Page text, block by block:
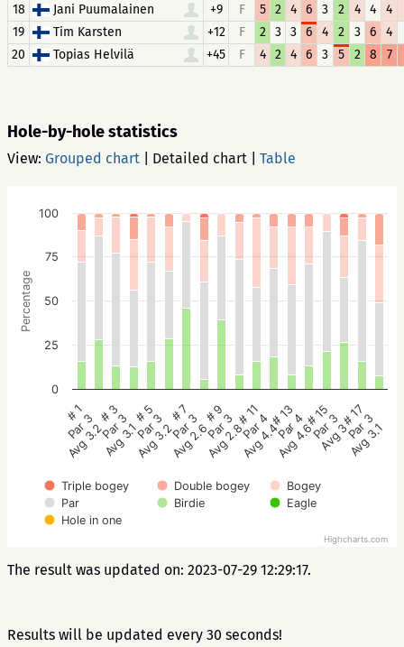
18 Jani Puumalainen +9 F 5 2 4 6 3 2 4 4
4
19
Tim Karsten +12 F 2 3 3 6 4 2 3 6
4
20
Topias Helvilä +45 F 4 2 4 6 3 5 2 8 7
Hole-by-hole statistics
View: Grouped chart Detailed chart Table
Percentage
Triple bogey Double bogey
Bogey
Par
Birdie
Eagle
Hole in one
# 1
Par 3
Avg 3.2
# 3
Par 3
Avg 3.1
# 5
Par 3
Avg 3.2
# 7
Par 3
Avg 2.6
# 9
Par 3
Avg 2.8
# 11
Par 4
Avg 4.4
# 13
Par 4
Avg 4.6
# 15
Par 3
Avg 3
# 17
Par 3
Avg 3.1
0
25
50
75
100
Highcharts.com
The result was updated on: 2023-07-29 12:29:17.
Results will be updated every 30 seconds!